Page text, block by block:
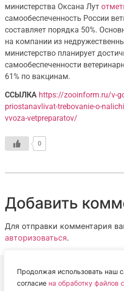
Продолжая использовать наш
согласие на обработку файлов
министерства Оксана Лут
самообеспеченность России
составляет порядка 50%.
на компании из
министерство планирует
самообеспеченности
61% по вакцинам.
ССЫЛКА https://zooinform.ru/v-
priostanavlivat-trebovanie-o-
vvoza-vetpreparatov/
0
Добавить
Для отправки комментария
авторизоваться.
ВЕТЕРИНАРНАЯ